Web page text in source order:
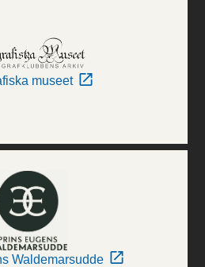
museet
Waldemarsudde